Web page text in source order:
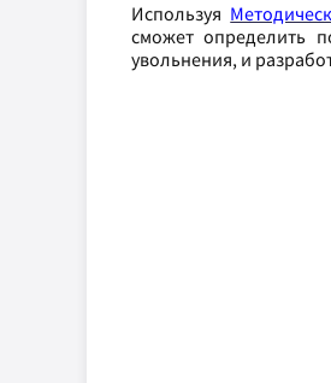
Используя
сможет определить
увольнения, и